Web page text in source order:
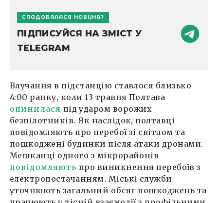
СПОДОБАЛАСЯ НОВИНА?
ПІДПИСУЙСЯ НА ЗМІСТ У
TELEGRAM
Влучання в підстанцію ставлося близько
4:00 ранку, коли 13 травня Полтава
опинилася під ударом ворожих
безпілотників. Як наслідок, полтавці
повідомляють про перебої зі світлом та
пошкоджені будинки після атаки дронами.
Мешканці одного з мікрорайонів
повідомляють про виникнення перебоїв з
електропостачанням. Міські служби
уточнюють загальний обсяг пошкоджень та